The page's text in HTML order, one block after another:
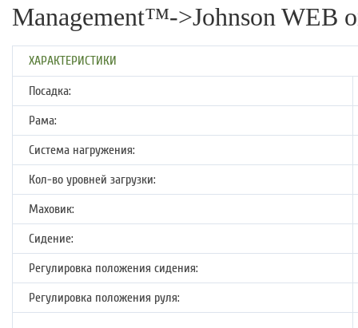
Management™->Johnson WEB
ХАРАКТЕРИСТИКИ
Посадка:
Рама:
Система нагружения:
Кол-во уровней загрузки:
Маховик:
Сидение:
Регулировка положения сидения:
Регулировка положения руля: